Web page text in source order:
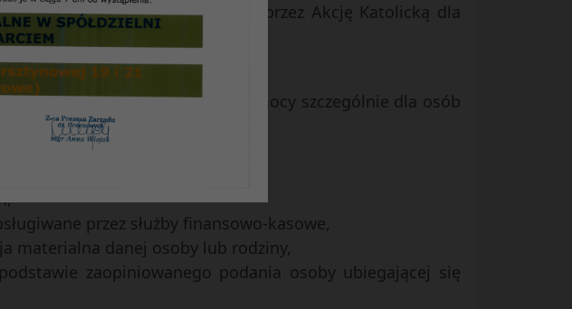
dzieci z domów dziecka, czy poprzez Akcję Katolicką dla
możliwości niesienia pomocy szczególnie dla osób
funduszu:
przez służby finansowo-kasowe,
materialna danej osoby lub rodziny,
zaopiniowanego podania osoby ubiegającej się